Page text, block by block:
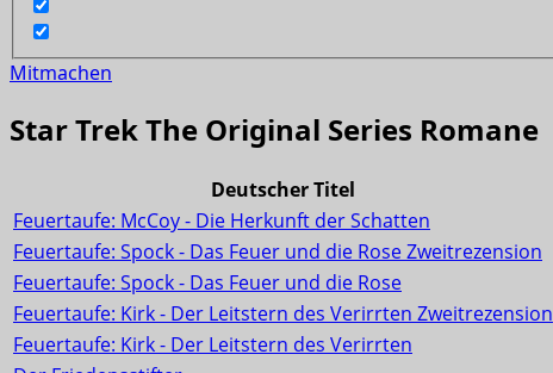
Mitmachen
Star Trek The Original Series Romane
Deutscher Titel
Feuertaufe: McCoy - Die Herkunft der Schatten
Feuertaufe: Spock - Das Feuer und die Rose Zweitrezension
Feuertaufe: Spock - Das Feuer und die Rose
Feuertaufe: Kirk - Der Leitstern des Verirrten Zweitrezension
Feuertaufe: Kirk - Der Leitstern des Verirrten